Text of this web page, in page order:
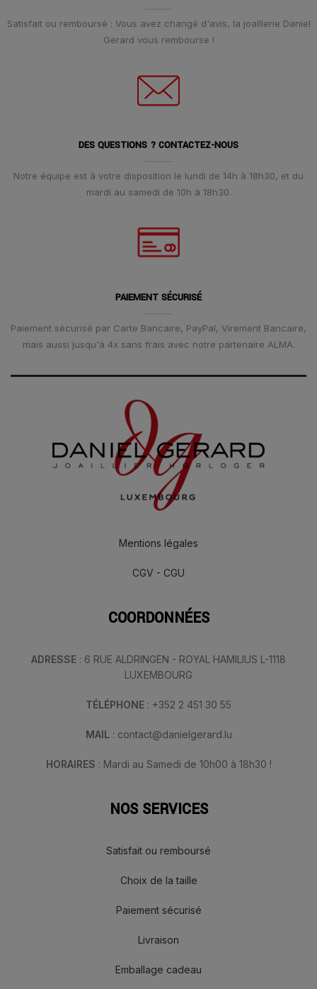
Satisfait ou remboursé : Vous avez changé d'avis, la joaillerie Daniel
Gerard vous rembourse !
DES QUESTIONS ? CONTACTEZ-NOUS
Notre équipe est à votre disposition le lundi de 14h à 18h30, et du
mardi au samedi de 10h à 18h30.
PAIEMENT SÉCURISÉ
Paiement sécurisé par Carte Bancaire, PayPal, Virement Bancaire,
mais aussi jusqu'à 4x sans frais avec notre partenaire ALMA.
Mentions légales
CGV - CGU
COORDONNÉES
ADRESSE : 6 RUE ALDRINGEN - ROYAL HAMILIUS L-1118
LUXEMBOURG
TÉLÉPHONE : +352 2 451 30 55
MAIL : contact@danielgerard.lu
HORAIRES : Mardi au Samedi de 10h00 à 18h30 !
NOS SERVICES
Satisfait ou remboursé
Choix de la taille
Paiement sécurisé
Livraison
Emballage cadeau